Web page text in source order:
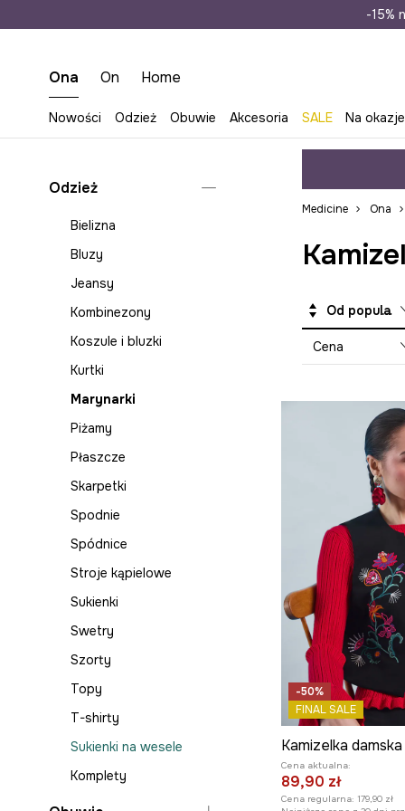
Wysyłka
-15%
Ona On Home
Nowości Odzież Obuwie Akcesoria SALE Na okazje
Odzież
Bielizna
Bluzy
Jeansy
Kombinezony
Koszule i bluzki
Kurtki
Marynarki
Piżamy
Płaszcze
Skarpetki
Spodnie
Spódnice
Stroje kąpielowe
Sukienki
Swetry
Szorty
Topy
T-shirty
Sukienki na wesele
Komplety
Medicine Ona
Od popularnych
Cena
-50%
FINAL SALE
Cena aktualna:
89,90 zł
Cena regularna: 179,90 zł